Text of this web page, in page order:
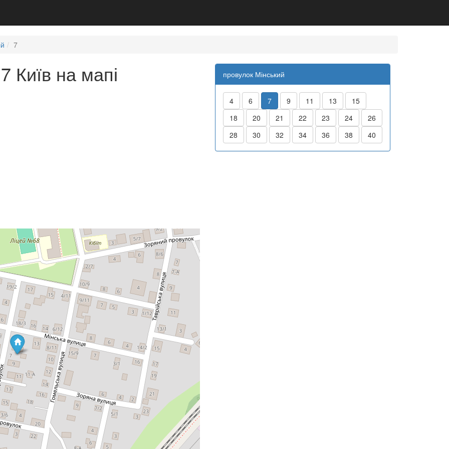
7
Київ на мапі провулок Мінський
4 6 7 9 11 13
15
18
20 21 22 23 24
26
28
30 32 34 36 38 40